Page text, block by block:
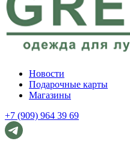
Новости
Подарочные карты
Магазины
+7 (909) 964 39 69